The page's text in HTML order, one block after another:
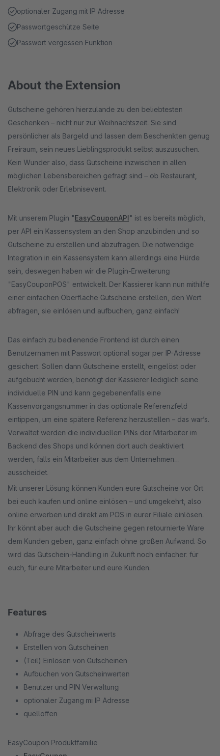
optionaler Zugang mit IP Adresse
Passwortgeschütze Seite
Passwort vergessen Funktion
About the Extension
Gutscheine gehören hierzulande zu den beliebtesten
Geschenken – nicht nur zur Weihnachtszeit. Sie sind
persönlicher als Bargeld und lassen dem Beschenkten genug
Freiraum, sein neues Lieblingsprodukt selbst auszusuchen.
Kein Wunder also, dass Gutscheine inzwischen in allen
möglichen Lebensbereichen gefragt sind – ob Restaurant,
Elektronik oder Erlebnisevent.
Mit unserem Plugin "EasyCouponAPI" ist es bereits möglich,
per API ein Kassensystem an den Shop anzubinden und so
Gutscheine zu erstellen und abzufragen. Die notwendige
Integration in ein Kassensystem kann allerdings eine Hürde
sein, deswegen haben wir die Plugin-Erweiterung
"EasyCouponPOS" entwickelt. Der Kassierer kann nun mithilfe
einer einfachen Oberfläche Gutscheine erstellen, den Wert
abfragen, sie einlösen und aufbuchen, ganz einfach!
Das einfach zu bedienende Frontend ist durch einen
Benutzernamen mit Passwort optional sogar per IP-Adresse
gesichert. Sollen dann Gutscheine erstellt, eingelöst oder
aufgebucht werden, benötigt der Kassierer lediglich seine
individuelle PIN und kann gegebenenfalls eine
Kassenvorgangsnummer in das optionale Referenzfeld
eintippen, um eine spätere Referenz herzustellen – das war’s.
Verwaltet werden die individuellen PINs der Mitarbeiter im
Backend des Shops und können dort auch deaktiviert
werden, falls ein Mitarbeiter aus dem Unternehmen
ausscheidet.
Mit unserer Lösung können Kunden eure Gutscheine vor Ort
bei euch kaufen und online einlösen – und umgekehrt, also
online erwerben und direkt am POS in eurer Filiale einlösen.
Ihr könnt aber auch die Gutscheine gegen retournierte Ware
dem Kunden geben, ganz einfach ohne großen Aufwand. So
wird das Gutschein-Handling in Zukunft noch einfacher: für
euch, für eure Mitarbeiter und eure Kunden.
Features
Abfrage des Gutscheinwerts
Erstellen von Gutscheinen
(Teil) Einlösen von Gutscheinen
Aufbuchen von Gutscheinwerten
Benutzer und PIN Verwaltung
optionaler Zugang mi IP Adresse
quelloffen
EasyCoupon Produktfamilie